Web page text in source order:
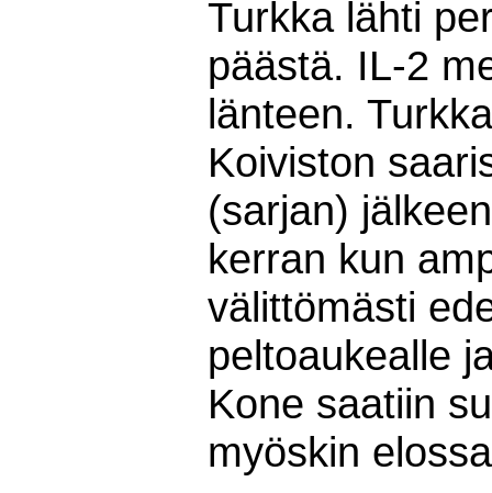
Turkka lähti
päästä. IL-2
länteen.
Koiviston
(sarjan)
kerran kun
välittömästi
peltoaukealle
Kone saatiin
myöskin